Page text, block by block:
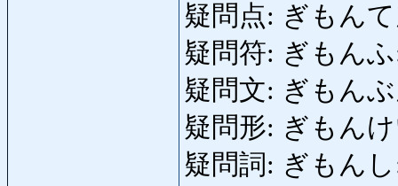
疑問点: ぎもん
疑問符: ぎもん
疑問文: ぎもん
疑問形: ぎもん
疑問詞: ぎもん